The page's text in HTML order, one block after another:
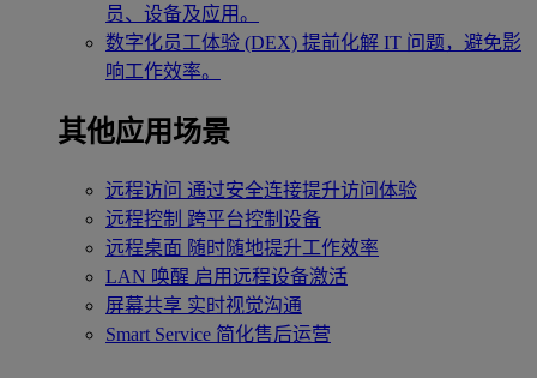
员、设备及应用。
数字化员工体验 (DEX) 提前化解 IT 问题，避免影
响工作效率。
其他应用场景
远程访问 通过安全连接提升访问体验
远程控制 跨平台控制设备
远程桌面 随时随地提升工作效率
LAN 唤醒 启用远程设备激活
屏幕共享 实时视觉沟通
Smart Service 简化售后运营